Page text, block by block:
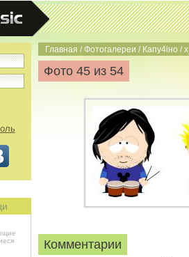
Главная /Фотогалереи / Капу4iно /
Фото 45 из 54
Комментарии